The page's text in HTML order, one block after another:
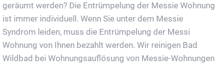
geräumt werden? Die Entrümpelung der Messie Wohnung
ist immer individuell. Wenn Sie unter dem Messie
Syndrom leiden, muss die Entrümpelung der Messi
Wohnung von Ihnen bezahlt werden. Wir reinigen Bad
Wildbad bei Wohnungsauflösung von Messie-Wohnungen